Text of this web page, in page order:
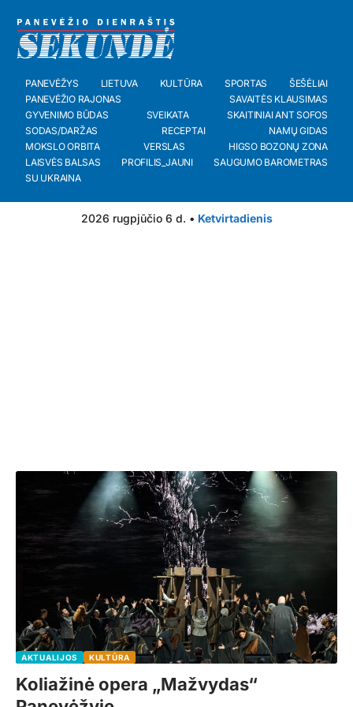
PANEVĖŽYS LIETUVA KULTŪRA SPORTAS
ŠEŠĖLIAI
PANEVĖŽIO RAJONAS
SAVAITĖS KLAUSIMAS
GYVENIMO BŪDAS
SVEIKATA
SKAITINIAI ANT SOFOS
SODAS/DARŽAS
RECEPTAI
NAMŲ GIDAS
MOKSLO ORBITA
VERSLAS
HIGSO BOZONŲ ZONA
LAISVĖS BALSAS
PROFILIS_JAUNI
SAUGUMO BAROMETRAS
SU UKRAINA
2026 rugpjūčio 6 d. • Ketvirtadienis
AKTUALIJOS KULTŪRA
Koliažinė opera „Mažvydas“